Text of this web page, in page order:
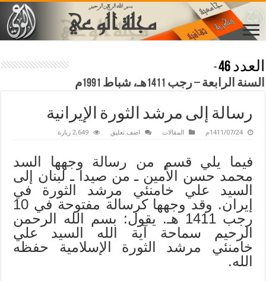
العدد 46
-
السنة الرابعة – رجب 1411هـ، شباط 1991م
رسالة إلى مرشد الثورة الإيرانية
1411/07/24م المقالات اضف تعليق 2,649 زيارة
فيما يلي قسم من رسالة وجهها السد
محمد حسن الأمين ـ من صيدا ـ لبنان إلى
السيد علي خامنئي مرشد الثورة في
إيران. وقد وجهها كرسالة مفتوحة في 10
رجب 1411 هـ. يقول: بسم الله الرحمن
الرحيم سماحة آية الله السيد علي
خامنئي مرشد الثورة الإسلامية حفظه
الله.